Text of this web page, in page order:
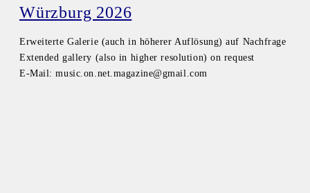
Würzburg 2026
Erweiterte Galerie (auch in höherer Auflösung) auf Nachfrage
Extended gallery (also in higher resolution) on request
E-Mail: music.on.net.magazine@gmail.com